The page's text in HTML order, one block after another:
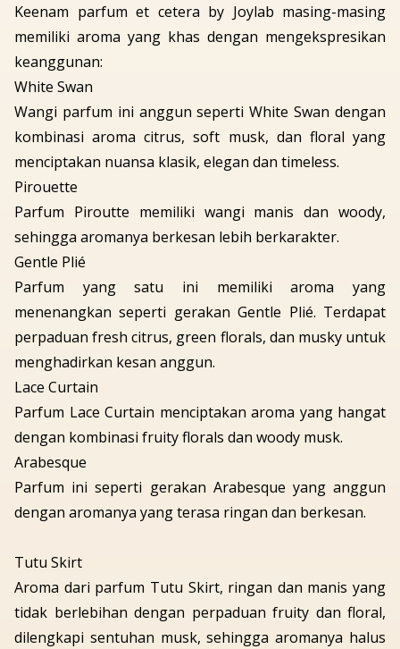
Keenam parfum et cetera by Joylab masing-masing
memiliki aroma yang khas dengan mengekspresikan
keanggunan:
White Swan
Wangi parfum ini anggun sepertiWhite Swan dengan
kombinasi aromacitrus, soft musk, dan floral yang
menciptakan nuansa klasik, elegan dan timeless.
Pirouette
Parfum Piroutte memiliki wangi manis dan woody,
sehingga aromanya berkesan lebih berkarakter.
Gentle Plié
Parfum yang satu ini memiliki aroma yang
menenangkan seperti gerakanGentle Plié. Terdapat
perpaduanfresh citrus, green florals, dan muskyuntuk
menghadirkan kesan anggun.
Lace Curtain
Parfum Lace Curtain menciptakan aroma yang hangat
dengan kombinasi fruity florals dan woody musk.
Arabesque
Parfum ini seperti gerakan Arabesque yang anggun
dengan aromanya yang terasa ringan dan berkesan.
Tutu Skirt
Aroma dari parfum Tutu Skirt, ringan dan manis yang
tidak berlebihan dengan perpaduan fruity dan floral,
dilengkapi sentuhan musk, sehingga aromanya halus